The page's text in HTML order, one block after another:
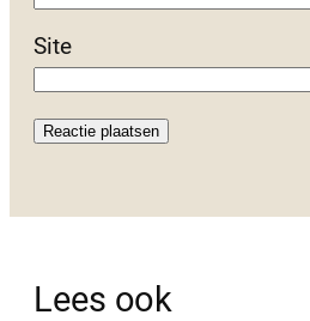
Site
Lees ook